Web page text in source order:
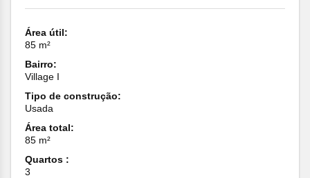
Área útil:
85 m²
Bairro:
Village I
Tipo de construção:
Usada
Área total:
85 m²
Quartos :
3